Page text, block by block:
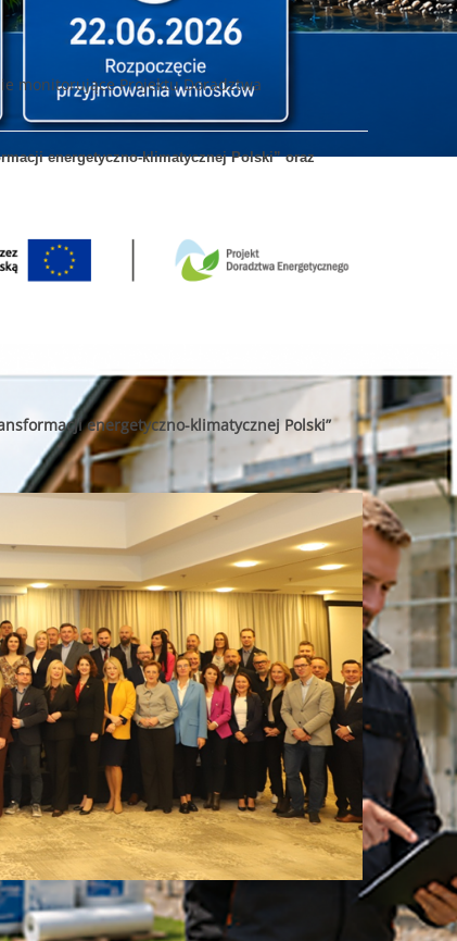
monitorujące Projektu Doradztwa
energetyczno-klimatycznej Polski” oraz
energetyczno-klimatycznej Polski”